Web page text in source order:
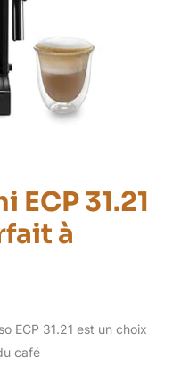
ECP 31.21
à
ECP 31.21 est un choix
café